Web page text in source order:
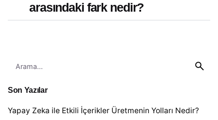
arasındaki fark nedir?
Son Yazılar
Yapay Zeka ile Etkili İçerikler Üretmenin Yolları Nedir?